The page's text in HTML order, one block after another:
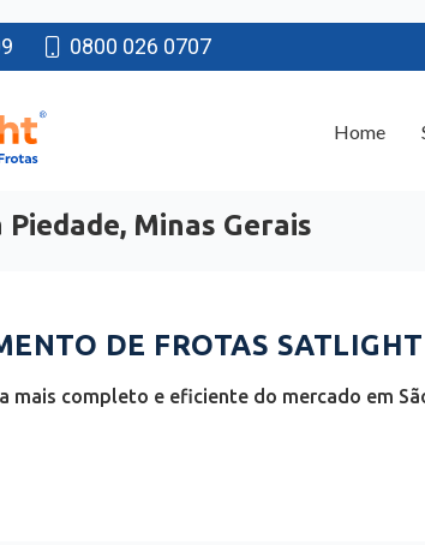
0800 026 0707
Minas Gerais
DE FROTAS
mais completo e eficiente do mercado em